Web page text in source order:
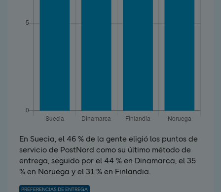
En Suecia, el 46 % de la gente eligió los puntos de
servicio de PostNord como su último método de
entrega, seguido por el 44 % en Dinamarca, el 35
% en Noruega y el 31 % en Finlandia.
PREFERENCIAS DE ENTREGA